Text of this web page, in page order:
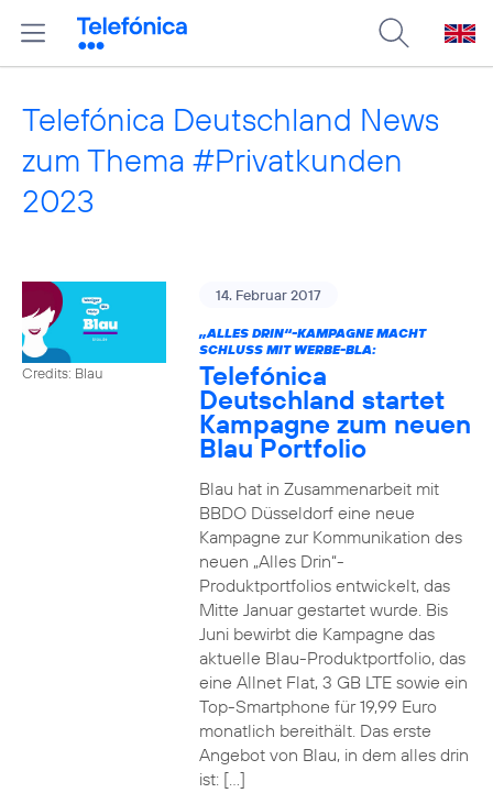
Telefónica Deutschland News
zum Thema #Privatkunden
2023
Credits: Blau
14. Februar 2017
„ALLES DRIN“-KAMPAGNE MACHT
SCHLUSS MIT WERBE-BLA:
Telefónica
Deutschland startet
Kampagne zum neuen
Blau Portfolio
Blau hat in Zusammenarbeit mit
BBDO Düsseldorf eine neue
Kampagne zur Kommunikation des
neuen „Alles Drin“-
Produktportfolios entwickelt, das
Mitte Januar gestartet wurde. Bis
Juni bewirbt die Kampagne das
aktuelle Blau-Produktportfolio, das
eine Allnet Flat, 3 GB LTE sowie ein
Top-Smartphone für 19,99 Euro
monatlich bereithält. Das erste
Angebot von Blau, in dem alles drin
ist: […]